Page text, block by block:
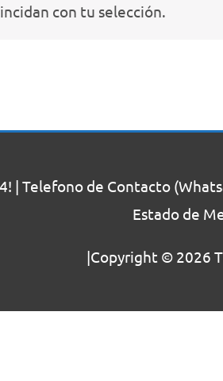
con tu selección.
| Telefono de Contacto
Estado de
|Copyright © 2026